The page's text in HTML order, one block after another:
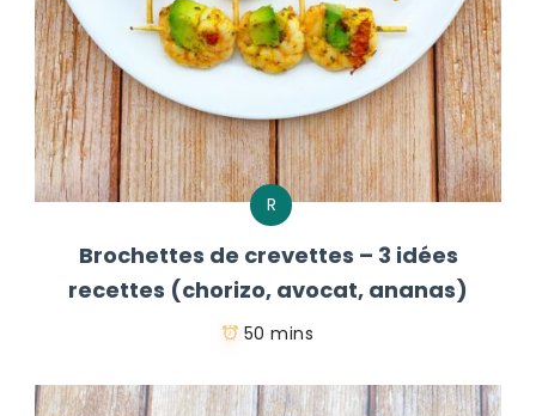
R
Brochettes de crevettes – 3 idées
recettes (chorizo, avocat, ananas)
50 mins